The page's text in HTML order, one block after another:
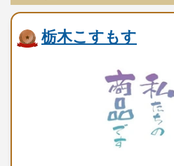
栃木こすもす